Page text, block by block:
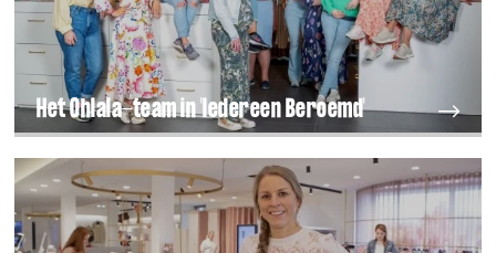
Het Ohlala-team in 'Iedereen Beroemd'